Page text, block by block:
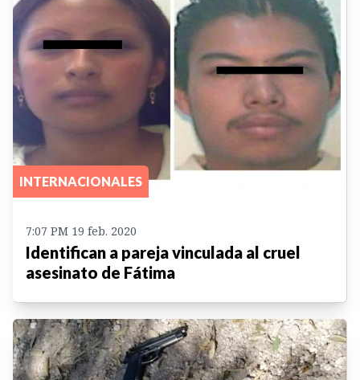
INTERNACIONALES
7:07 PM 19 feb. 2020
Identifican a pareja vinculada al cruel
asesinato de Fátima